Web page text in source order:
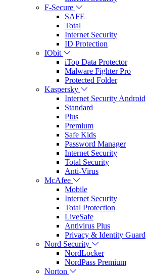
F-Secure
SAFE
Total
Internet Security
ID Protection
IObit
iTop Data Protector
Malware Fighter Pro
Protected Folder
Kaspersky
Internet Security Android
Standard
Plus
Premium
Safe Kids
Password Manager
Internet Security
Total Security
Anti-Virus
McAfee
Mobile
Internet Security
Total Protection
LiveSafe
Antivirus Plus
Privacy & Identity Guard
Nord Security
NordLocker
NordPass Premium
Norton